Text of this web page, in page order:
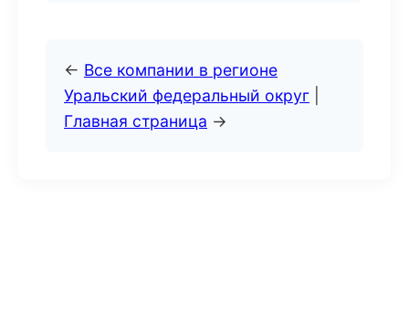
← Все компании в регионе
Уральский федеральный округ
Главная страница →